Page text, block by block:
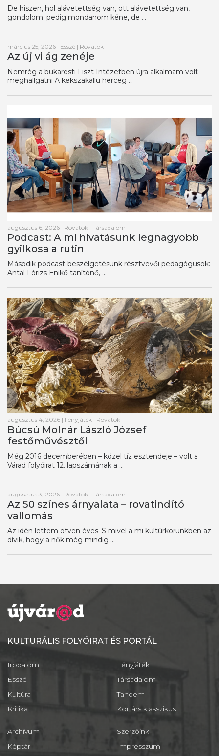
De hiszen, hol alávetettség van, ott alávetettség van,
gondolom, pedig mondanom kéne, de ...
március 25, 2026 | Esszé | Rovatok
Az új világ zenéje
Nemrég a bukaresti Liszt Intézetben újra alkalmam volt
meghallgatni A kékszakállú herceg ...
augusztus 6, 2026 | Rovatok | Társadalom
Podcast: A mi hivatásunk legnagyobb
gyilkosa a rutin
Második podcast-beszélgetésünk résztvevői pedagógusok:
Antal Fórizs Enikő tanítónő, ...
augusztus 4, 2026 | Fényjáték | Rovatok
Búcsú Molnár László József
festőművésztől
Még 2016 decemberében – közel tíz esztendeje – volt a
Várad folyóirat 12. lapszámának a ...
augusztus 3, 2026 | Rovatok | Társadalom
Az 50 színes árnyalata – rovatindító
vallomás
Az idén lettem ötven éves. S mivel a mi kultúrkörünkben az
dívik, hogy a nők még mindig ...
KULTURÁLIS FOLYÓIRAT ÉS PORTÁL
Irodalom
Esszé
Kultúra
Kritika
Fényjáték
Társadalom
Tandem
Kortárs klasszikus
Archívum
Képtár
Szerzőink
Impresszum